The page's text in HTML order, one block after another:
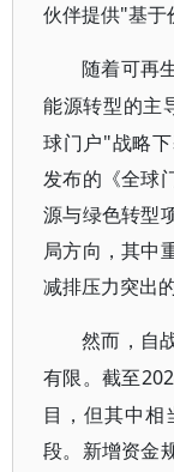
伙伴提供"基于
随着可再
能源转型的主
球门户"战略
发布的《全球
源与绿色转型
局方向，其中
减排压力突出
然而，自
有限。截至
目，但其中
段。新增资金